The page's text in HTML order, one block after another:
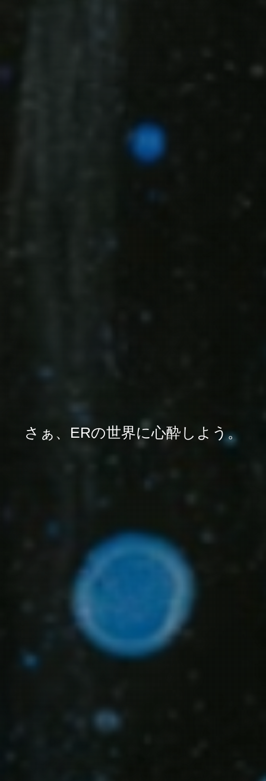
さぁ、ERの世界に心酔しよう。